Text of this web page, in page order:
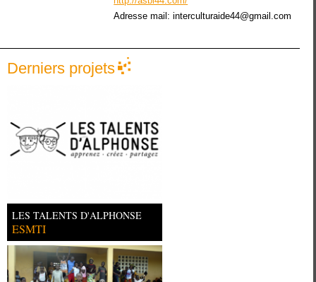
Adresse mail:interculturaide44@gmail.com
Derniers projets
LES TALENTS D'ALPHONSE
ESMTI